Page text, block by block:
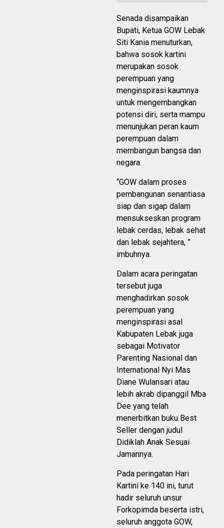
Senada disampaikan
Bupati, Ketua GOW Lebak
Siti Kania menuturkan,
bahwa sosok kartini
merupakan sosok
perempuan yang
menginspirasi kaumnya
untuk mengembangkan
potensi diri, serta mampu
menunjukan peran kaum
perempuan dalam
membangun bangsa dan
negara.
“GOW dalam proses
pembangunan senantiasa
siap dan sigap dalam
mensukseskan program
lebak cerdas, lebak sehat
dan lebak sejahtera, ”
imbuhnya.
Dalam acara peringatan
tersebut juga
menghadirkan sosok
perempuan yang
menginspirasi asal
Kabupaten Lebak juga
sebagai Motivator
Parenting Nasional dan
International Nyi Mas
Diane Wulansari atau
lebih akrab dipanggil Mba
Dee yang telah
menerbitkan buku Best
Seller dengan judul
Didiklah Anak Sesuai
Jamannya.
Pada peringatan Hari
Kartini ke 140 ini, turut
hadir seluruh unsur
Forkopimda beserta istri,
seluruh anggota GOW,